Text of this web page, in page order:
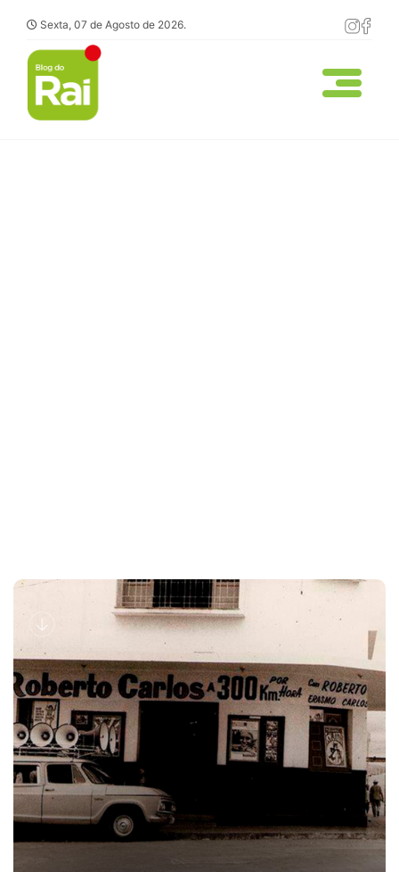
Sexta, 07 de Agosto de 2026.